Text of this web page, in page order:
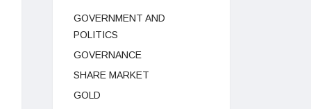
GOVERNMENT AND
POLITICS
GOVERNANCE
SHARE MARKET
GOLD